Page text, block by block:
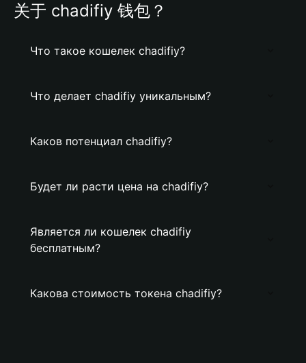
关于 chadifiy 钱包？
Что такое кошелек chadifiy?
Что делает chadifiy уникальным?
Каков потенциал chadifiy?
Будет ли расти цена на chadifiy?
Является ли кошелек chadifiy
бесплатным?
Какова стоимость токена chadifiy?